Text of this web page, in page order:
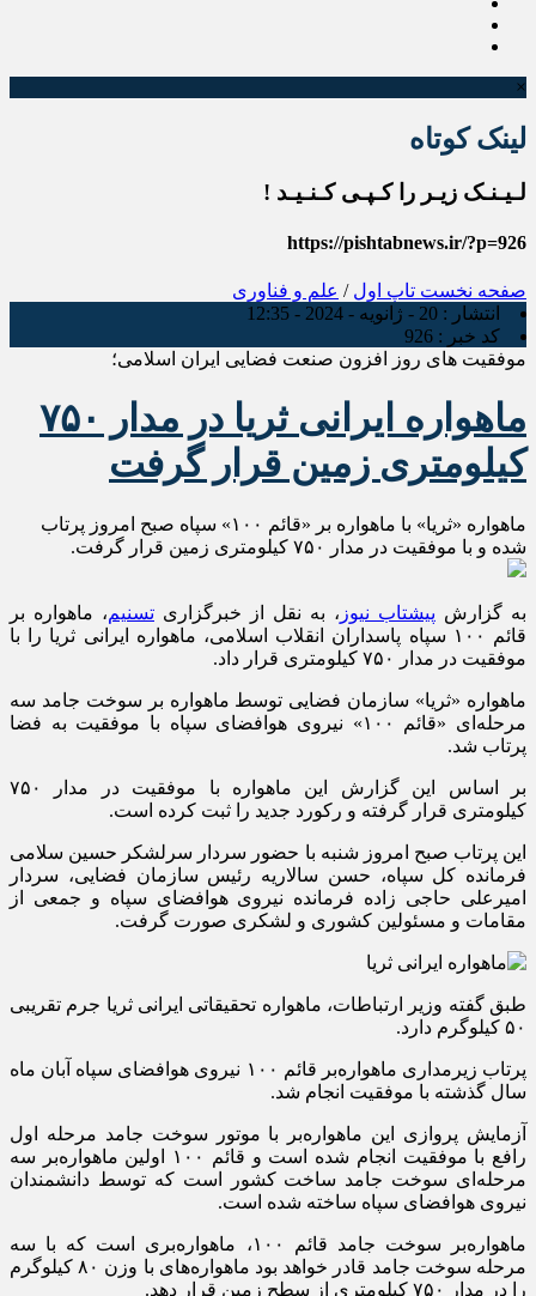
×
لینک کوتاه
لـیـنـک زیـر را کـپـی کـنـیـد !
https://pishtabnews.ir/?p=926
صفحه نخست تاپ اول / علم و فناوری
انتشار : 20 - ژانویه - 2024 - 12:35
کد خبر : 926
موفقیت های روز افزون صنعت فضایی ایران اسلامی؛
ماهواره ایرانی ثریا در مدار ۷۵۰
کیلومتری زمین قرار گرفت
ماهواره «ثریا» با ماهواره‌ بر «قائم ۱۰۰» سپاه صبح امروز پرتاب
شده و با موفقیت در مدار ۷۵۰ کیلومتری زمین قرار گرفت.
به گزارش پیشتاب نیوز ، به نقل از خبرگزاری تسنیم، ماهواره بر
قائم ۱۰۰ سپاه پاسداران انقلاب اسلامی، ماهواره ایرانی ثریا را با
موفقیت در مدار ۷۵۰ کیلومتری قرار داد.
ماهواره «ثریا» سازمان فضایی توسط ماهواره بر سوخت جامد سه
مرحله‌ای «قائم ۱۰۰» نیروی هوافضای سپاه با موفقیت به فضا
پرتاب شد.
بر اساس این گزارش این ماهواره با موفقیت در مدار ۷۵۰
کیلومتری قرار گرفته و رکورد جدید را ثبت کرده است.
این پرتاب صبح امروز شنبه با حضور سردار سرلشکر حسین سلامی
فرمانده کل سپاه، حسن سالاریه رئیس سازمان فضایی، سردار
امیرعلی حاجی زاده فرمانده نیروی هوافضای سپاه و جمعی از
مقامات و مسئولین کشوری و لشکری صورت گرفت.
طبق گفته وزیر ارتباطات، ماهواره تحقیقاتی ایرانی ثریا جرم تقریبی
۵۰ کیلوگرم دارد.
پرتاب زیرمداری ماهواره‌بر قائم ۱۰۰ نیروی هوافضای سپاه آبان ماه
سال گذشته با موفقیت انجام شد.
آزمایش پروازی این ماهواره‌بر با موتور سوخت جامد مرحله اول
رافع با موفقیت انجام شده است و قائم ۱۰۰ اولین ماهواره‌بر سه
مرحله‌‌ای سوخت جامد ساخت کشور است که توسط دانشمندان
نیروی هوافضای سپاه ساخته شده است.
ماهواره‌بر سوخت جامد قائم ۱۰۰، ماهواره‌بری است که با سه
مرحله سوخت جامد قادر خواهد بود ماهواره‌های با وزن ۸۰ کیلوگرم
را در مدار ۷۵۰ کیلومتری از سطح زمین قرار دهد.